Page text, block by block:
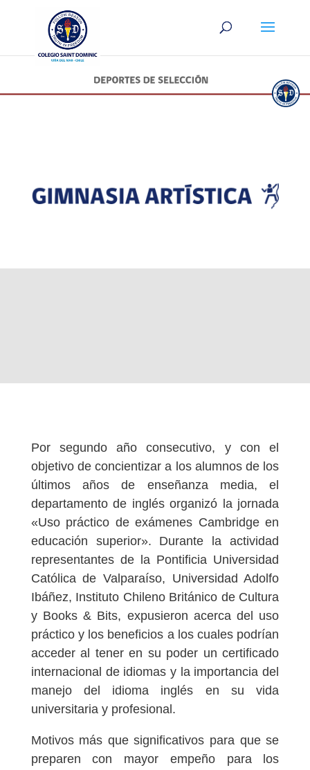
Por segundo año consecutivo, y con el
objetivo de concientizar a los alumnos de los
últimos años de enseñanza media, el
departamento de inglés organizó la jornada
«Uso práctico de exámenes Cambridge en
educación superior». Durante la actividad
representantes de la Pontificia Universidad
Católica de Valparaíso, Universidad Adolfo
Ibáñez, Instituto Chileno Británico de Cultura
y Books & Bits, expusieron acerca del uso
práctico y los beneficios a los cuales podrían
acceder al tener en su poder un certificado
internacional de idiomas y la importancia del
manejo del idioma inglés en su vida
universitaria y profesional.
Motivos más que significativos para que se
preparen con mayor empeño para los